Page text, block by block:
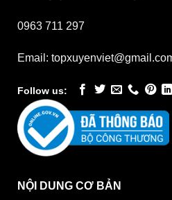
0963 711 297
Email:
Follow us:
NỘI DUNG CƠ BẢN